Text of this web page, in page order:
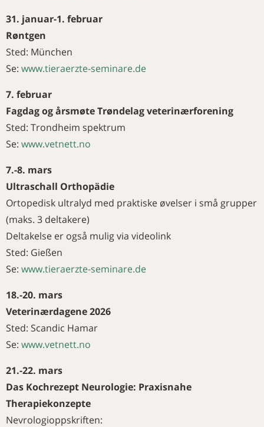
31. januar-1. februar
Røntgen
Sted: München
Se: www.tieraerzte-seminare.de
7. februar
Fagdag og årsmøte Trøndelag veterinærforening
Sted: Trondheim spektrum
Se: www.vetnett.no
7.-8. mars
Ultraschall Orthopädie
Ortopedisk ultralyd med praktiske øvelser i små grupper
(maks. 3 deltakere)
Deltakelse er også mulig via videolink
Sted: Gießen
Se: www.tieraerzte-seminare.de
18.-20. mars
Veterinærdagene 2026
Sted: Scandic Hamar
Se: www.vetnett.no
21.-22. mars
Das Kochrezept Neurologie: Praxisnahe
Therapiekonzepte
Nevrologioppskriften: